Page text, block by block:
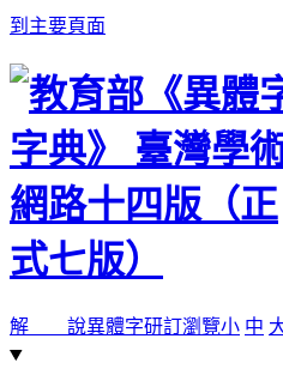
到主要頁面
解 說異體字研訂瀏覽小 中